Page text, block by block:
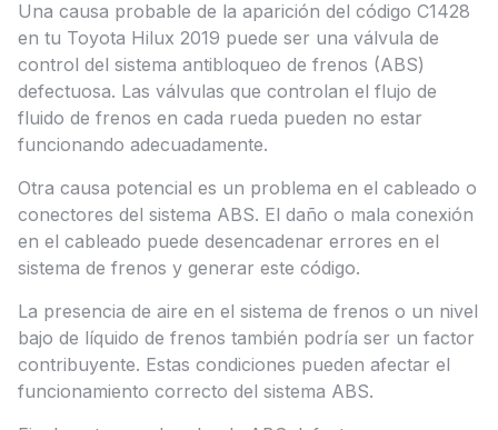
Una causa probable de la aparición del código C1428
en tu Toyota Hilux 2019 puede ser una válvula de
control del sistema antibloqueo de frenos (ABS)
defectuosa. Las válvulas que controlan el flujo de
fluido de frenos en cada rueda pueden no estar
funcionando adecuadamente.
Otra causa potencial es un problema en el cableado o
conectores del sistema ABS. El daño o mala conexión
en el cableado puede desencadenar errores en el
sistema de frenos y generar este código.
La presencia de aire en el sistema de frenos o un nivel
bajo de líquido de frenos también podría ser un factor
contribuyente. Estas condiciones pueden afectar el
funcionamiento correcto del sistema ABS.